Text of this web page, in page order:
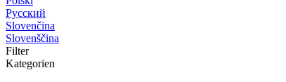
Русский
Slovenčina
Slovenščina
Filter
Kategorien